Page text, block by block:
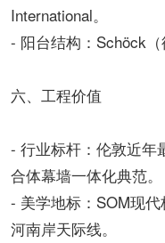
International。
- 阳台结构：Schöck（
六、工程价值
- 行业标杆：伦敦近年
合体幕墙一体化典范。
- 美学地标：SOM现
河南岸天际线。